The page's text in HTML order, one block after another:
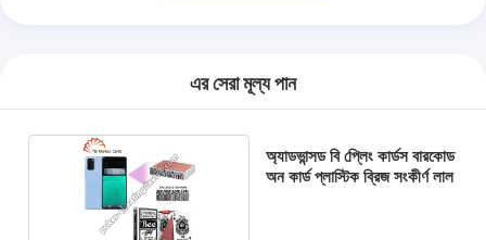
এর সেরা মূল্য পান
অ্যাডভান্সড বি প্লেিং কার্ডস বারকোড
অন কার্ড প্লাস্টিক ব্রিজ সংকীর্ণ লাল